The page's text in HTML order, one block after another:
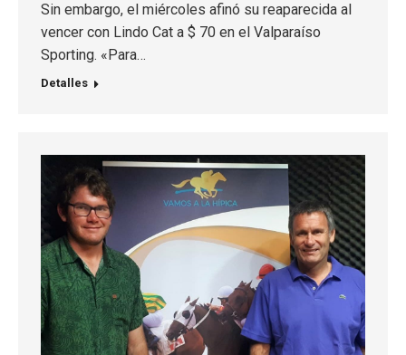
Sin embargo, el miércoles afinó su reaparecida al
vencer con Lindo Cat a $ 70 en el Valparaíso
Sporting. «Para…
Detalles